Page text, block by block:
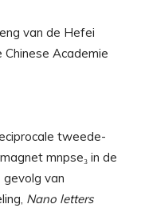
van de Hefei
Academie
tweede-
mnpse₃ in de
gevolg van
Nano letters